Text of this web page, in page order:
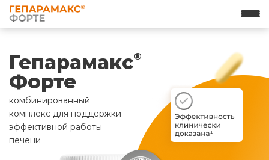
Гепарамакс®
Форте
комбинированный
комплекс для поддержки
эффективной работы
печени